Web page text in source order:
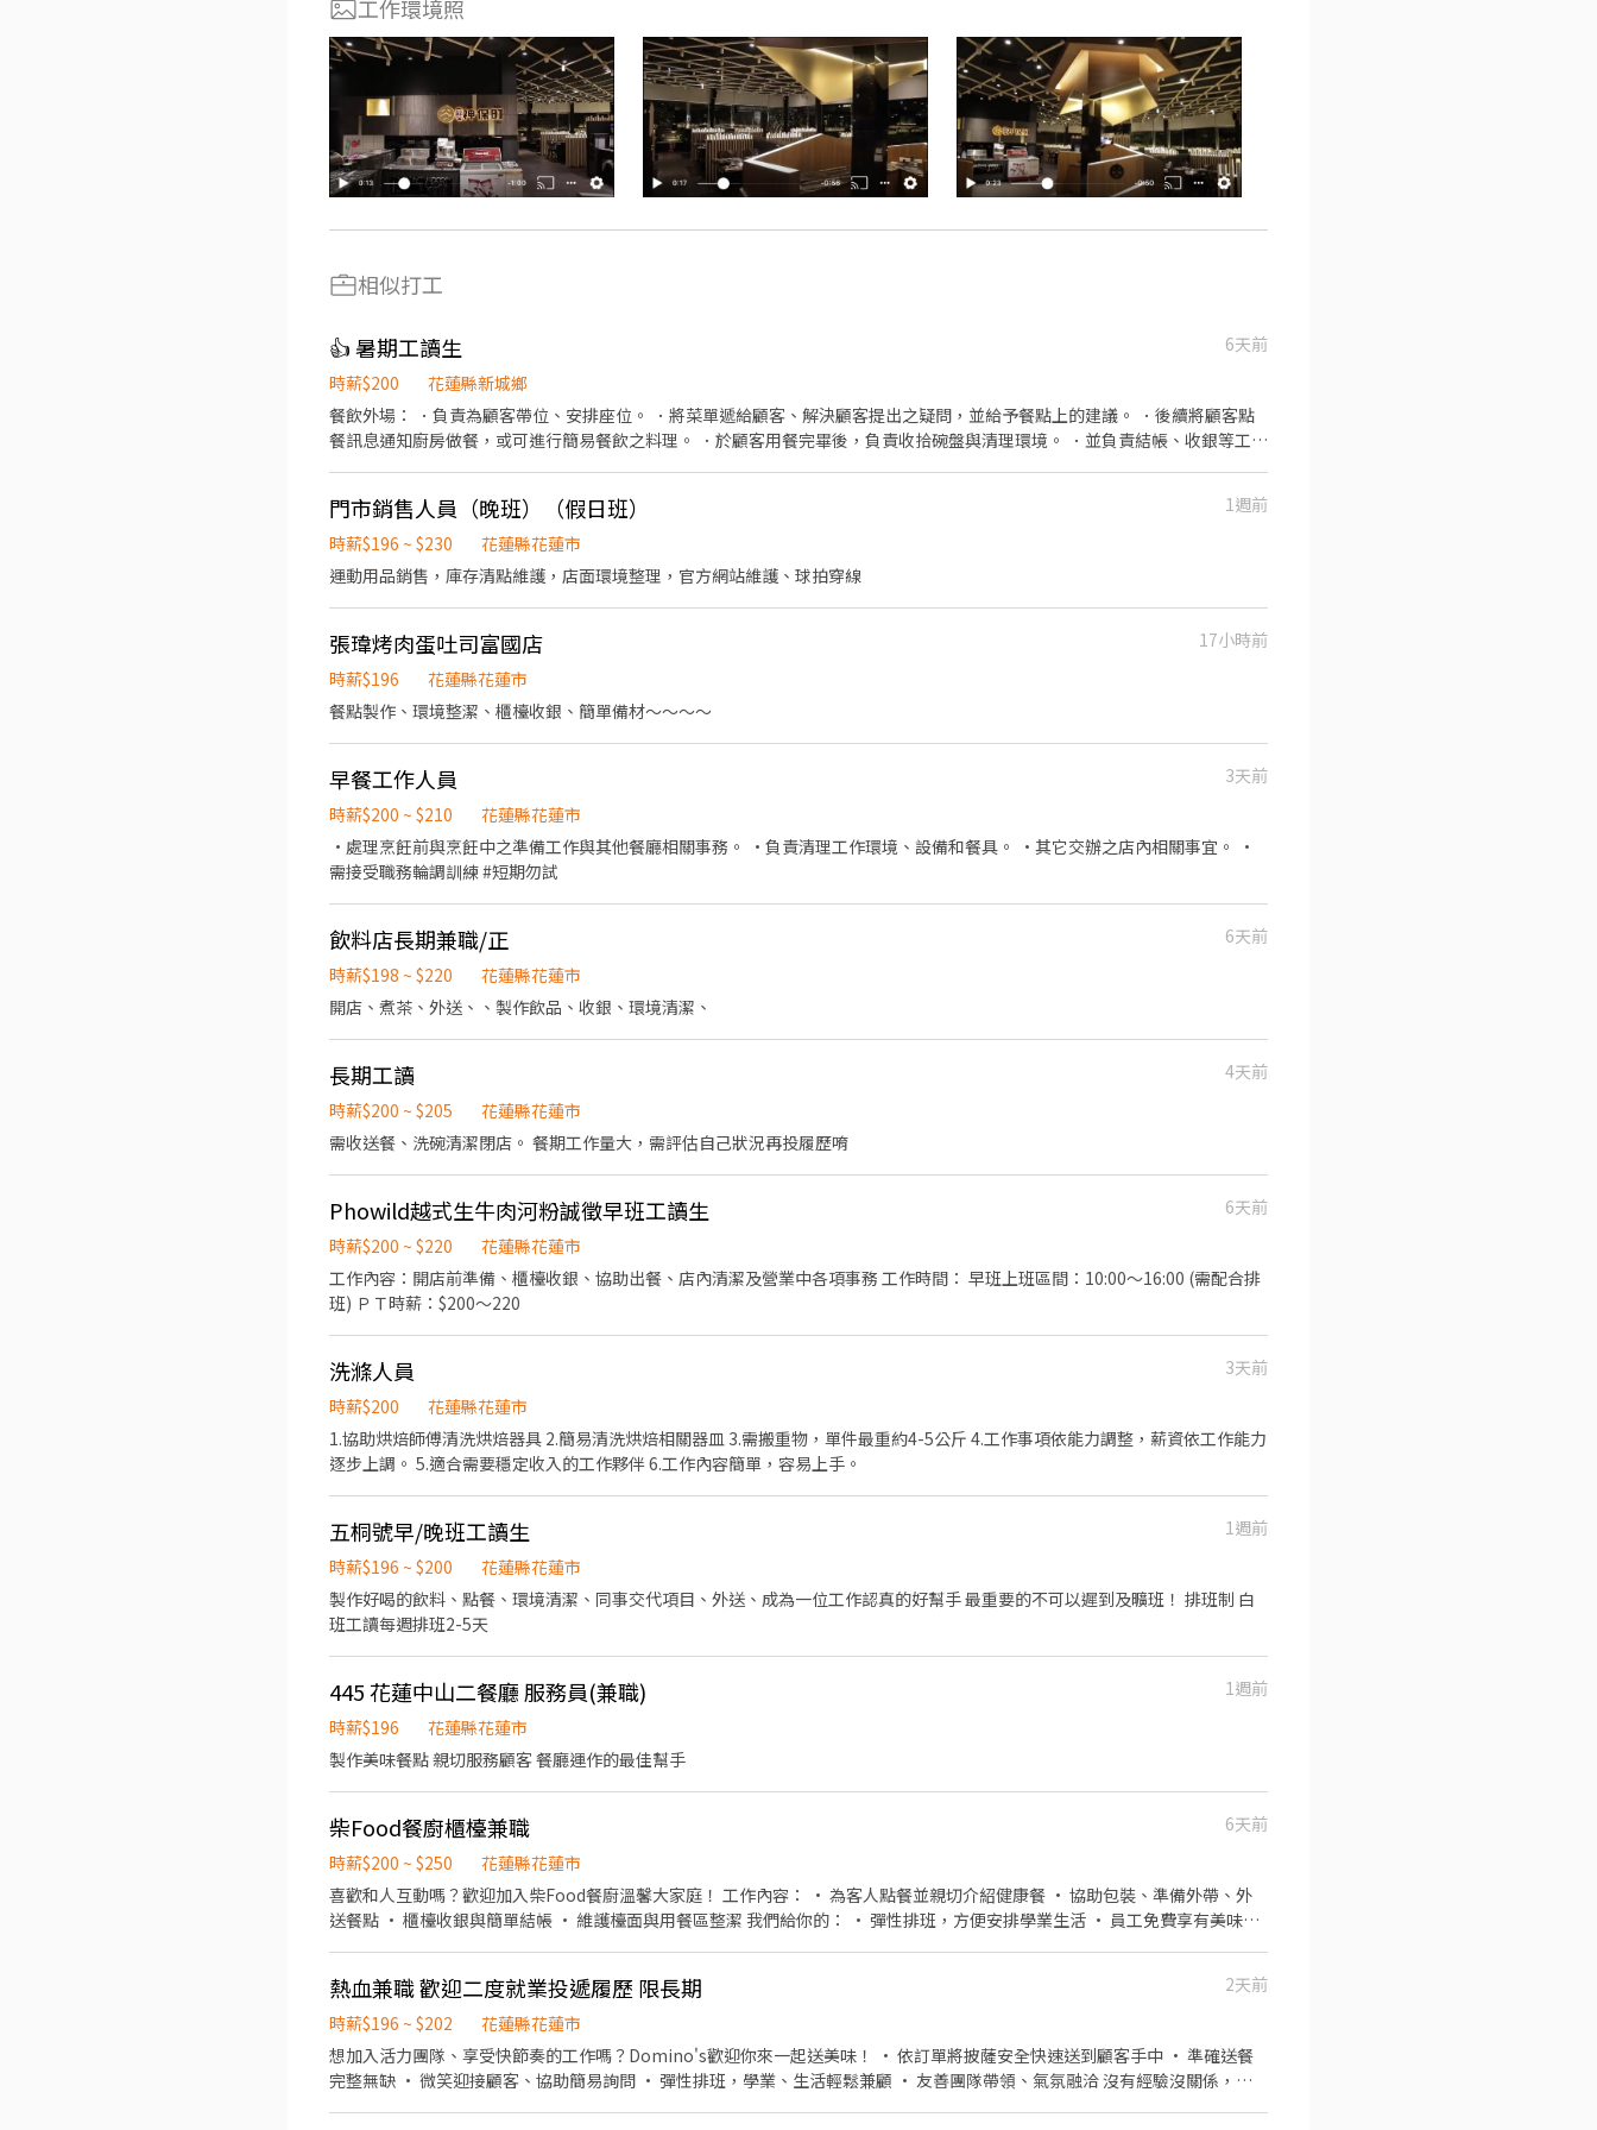
工作環境照
相似打工
👍 暑期工讀生
6天前
時薪$200
花蓮縣新城鄉
餐飲外場： ．負責為顧客帶位、安排座位。 ．將菜單遞給顧客、解決顧客提出之疑問，並給予餐點上的建議。 ．後續將顧客點
餐訊息通知廚房做餐，或可進行簡易餐飲之料理。 ．於顧客用餐完畢後，負責收拾碗盤與清理環境。 ．並負責結帳、收銀等工
務。
門市銷售人員（晚班）（假日班）
1週前
時薪$196 ~ $230
花蓮縣花蓮市
運動用品銷售，庫存清點維護，店面環境整理，官方網站維護、球拍穿線
張瑋烤肉蛋吐司富國店
17小時前
時薪$196
花蓮縣花蓮市
餐點製作、環境整潔、櫃檯收銀、簡單備材～～～～
早餐工作人員
3天前
時薪$200 ~ $210
花蓮縣花蓮市
•處理烹飪前與烹飪中之準備工作與其他餐廳相關事務。 •負責清理工作環境、設備和餐具。 •其它交辦之店內相關事宜。 •
需接受職務輪調訓練 #短期勿試
飲料店長期兼職/正
6天前
時薪$198 ~ $220
花蓮縣花蓮市
開店、煮茶、外送、、製作飲品、收銀、環境清潔、
長期工讀
4天前
時薪$200 ~ $205
花蓮縣花蓮市
需收送餐、洗碗清潔閉店。 餐期工作量大，需評估自己狀況再投履歷唷
Phowild越式生牛肉河粉誠徵早班工讀生
6天前
時薪$200 ~ $220
花蓮縣花蓮市
工作內容：開店前準備、櫃檯收銀、協助出餐、店內清潔及營業中各項事務 工作時間： 早班上班區間：10:00～16:00 (需配合排
班) ＰＴ時薪：$200～220
洗滌人員
3天前
時薪$200
花蓮縣花蓮市
1.協助烘焙師傅清洗烘焙器具 2.簡易清洗烘焙相關器皿 3.需搬重物，單件最重約4-5公斤 4.工作事項依能力調整，薪資依工作能力
逐步上調。 5.適合需要穩定收入的工作夥伴 6.工作內容簡單，容易上手。
五桐號早/晚班工讀生
1週前
時薪$196 ~ $200
花蓮縣花蓮市
製作好喝的飲料、點餐、環境清潔、同事交代項目、外送、成為一位工作認真的好幫手 最重要的不可以遲到及曠班！ 排班制 白
班工讀每週排班2-5天
445 花蓮中山二餐廳 服務員(兼職)
1週前
時薪$196
花蓮縣花蓮市
製作美味餐點 親切服務顧客 餐廳運作的最佳幫手
柴Food餐廚櫃檯兼職
6天前
時薪$200 ~ $250
花蓮縣花蓮市
喜歡和人互動嗎？歡迎加入柴Food餐廚溫馨大家庭！ 工作內容： • 為客人點餐並親切介紹健康餐 • 協助包裝、準備外帶、外
送餐點 • 櫃檯收銀與簡單結帳 • 維護檯面與用餐區整潔 我們給你的： • 彈性排班，方便安排學業生活 • 員工免費享有美味健
熱血兼職 歡迎二度就業投遞履歷 限長期
2天前
時薪$196 ~ $202
花蓮縣花蓮市
想加入活力團隊、享受快節奏的工作嗎？Domino's歡迎你來一起送美味！ • 依訂單將披薩安全快速送到顧客手中 • 準確送餐
完整無缺 • 微笑迎接顧客、協助簡易詢問 • 彈性排班，學業、生活輕鬆兼顧 • 友善團隊帶領、氣氛融洽 沒有經驗沒關係，我